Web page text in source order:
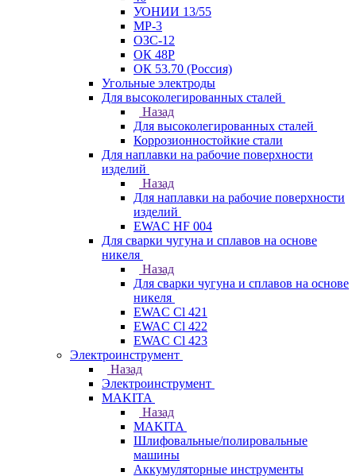
УОНИИ 13/55
МР-3
ОЗС-12
ОК 48Р
ОК 53.70 (Россия)
Угольные электроды
Для высоколегированных сталей
Назад
Для высоколегированных сталей
Коррозионностойкие стали
Для наплавки на рабочие поверхности
изделий
Назад
Для наплавки на рабочие поверхности
изделий
EWAC HF 004
Для сварки чугуна и сплавов на основе
никеля
Назад
Для сварки чугуна и сплавов на основе
никеля
EWAC Cl 421
EWAC Cl 422
EWAC Cl 423
Электроинструмент
Назад
Электроинструмент
МAKITA
Назад
МAKITA
Шлифовальные/полировальные
машины
Аккумуляторные инструменты